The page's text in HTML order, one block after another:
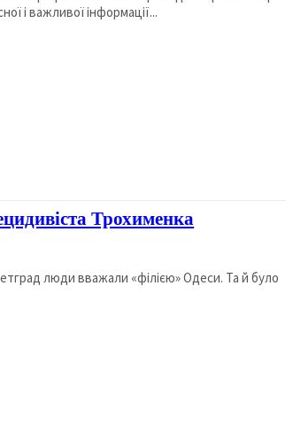
і важливої інформації...
Трохименка
люди вважали «філією» Одеси. Та й було